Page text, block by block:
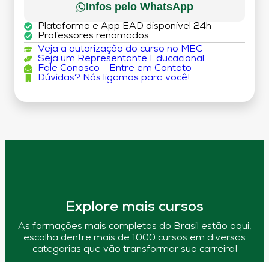
Infos pelo WhatsApp
Plataforma e App EAD disponível 24h
Professores renomados
Veja a autorização do curso no MEC
Seja um Representante Educacional
Fale Conosco - Entre em Contato
Dúvidas? Nós ligamos para você!
Explore mais cursos
As formações mais completas do Brasil estão aqui,
escolha dentre mais de 1000 cursos em diversas
categorias que vão transformar sua carreira!